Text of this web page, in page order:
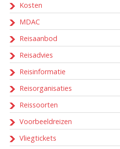
Kosten
MDAC
Reisaanbod
Reisadvies
Reisinformatie
Reisorganisaties
Reissoorten
Voorbeeldreizen
Vliegtickets